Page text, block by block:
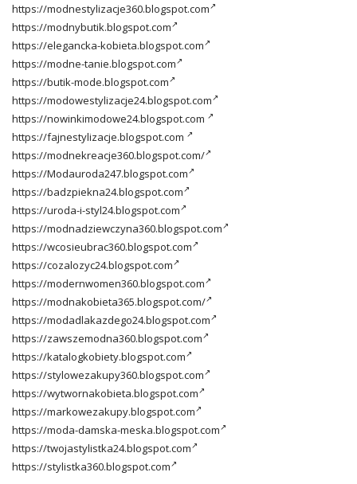
https://modnestylizacje360.blogspot.com
https://modnybutik.blogspot.com
https://elegancka-kobieta.blogspot.com
https://modne-tanie.blogspot.com
https://butik-mode.blogspot.com
https://modowestylizacje24.blogspot.com
https://nowinkimodowe24.blogspot.com
https://fajnestylizacje.blogspot.com
https://modnekreacje360.blogspot.com/
https://Modauroda247.blogspot.com
https://badzpiekna24.blogspot.com
https://uroda-i-styl24.blogspot.com
https://modnadziewczyna360.blogspot.com
https://wcosieubrac360.blogspot.com
https://cozalozyc24.blogspot.com
https://modernwomen360.blogspot.com
https://modnakobieta365.blogspot.com/
https://modadlakazdego24.blogspot.com
https://zawszemodna360.blogspot.com
https://katalogkobiety.blogspot.com
https://stylowezakupy360.blogspot.com
https://wytwornakobieta.blogspot.com
https://markowezakupy.blogspot.com
https://moda-damska-meska.blogspot.com
https://twojastylistka24.blogspot.com
https://stylistka360.blogspot.com